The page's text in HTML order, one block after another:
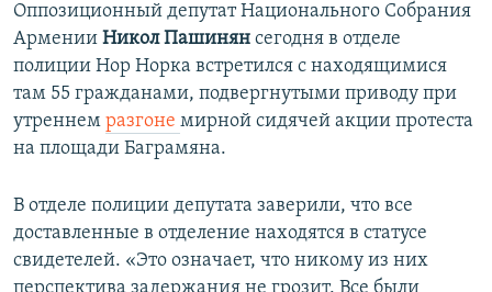
Оппозиционный депутат Национального Собрания
Армении Никол Пашинян сегодня в отделе
полиции Нор Норка встретился с находящимися
там 55 гражданами, подвергнутыми приводу при
утреннем разгоне мирной сидячей акции протеста
на площади Баграмяна.
В отделе полиции депутата заверили, что все
доставленные в отделение находятся в статусе
свидетелей. «Это означает, что никому из них